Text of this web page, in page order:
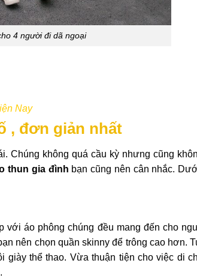
4 người đi dã ngoại
Nay
, đơn giản nhất
Chúng không quá cầu kỳ nhưng cũng
thun gia đình bạn cũng nên cân nhắc.
áo phông chúng đều mang đến cho
nên chọn quần skinny để trông cao hơn.
giày thể thao. Vừa thuận tiện cho việc di